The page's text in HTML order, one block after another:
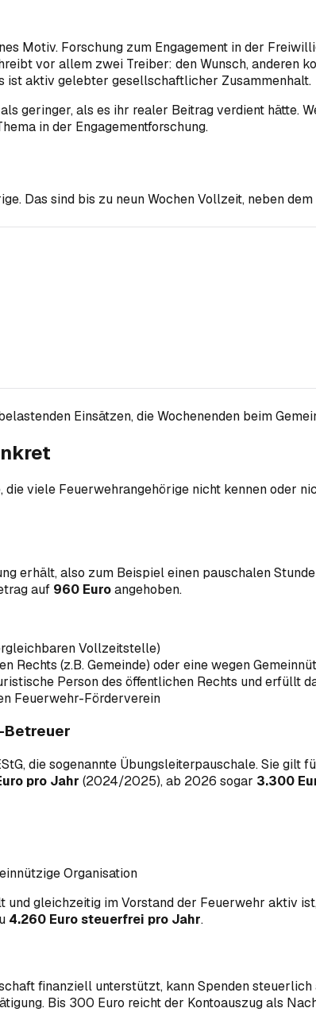
Motiv. Forschung zum Engagement in der
vor allem zwei Treiber: den Wunsch, anderen
ist aktiv gelebter gesellschaftlicher Zusammenhalt.
geringer, als es ihr realer Beitrag verdient hätte.
in der Engagementforschung.
Das sind bis zu neun Wochen Vollzeit, neben
Einsätzen, die Wochenenden beim
viele Feuerwehrangehörige nicht kennen oder
erhält, also zum Beispiel einen pauschalen
auf 960 Euroangehoben.
Vollzeitstelle)
Rechts (z.B. Gemeinde) oder eine wegen
Person des öffentlichen Rechts und erfüllt
Feuerwehr-Förderverein
Betreuer
die sogenannte Übungsleiterpauschale. Sie gilt
pro Jahr (2024/2025), ab 2026 sogar 3.300
Organisation
gleichzeitig im Vorstand der Feuerwehr aktiv
4.260 Euro steuerfrei pro Jahr.
finanziell unterstützt, kann Spenden
Bis 300 Euro reicht der Kontoauszug als